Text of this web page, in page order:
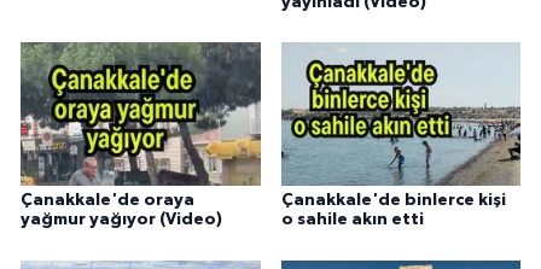
Çanakkale'de oraya
yağmur yağıyor (Video)
Çanakkale'de binlerce kişi
o sahile akın etti